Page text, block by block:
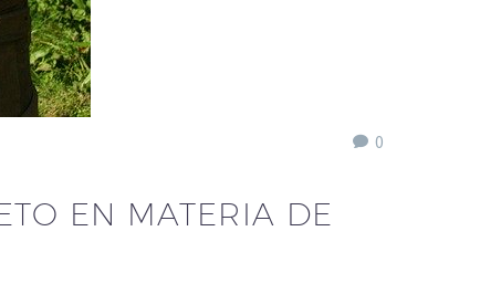
0
EN MATERIA DE